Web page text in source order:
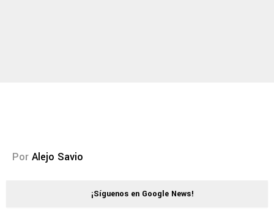
Por Alejo Savio
¡Síguenos en Google News!